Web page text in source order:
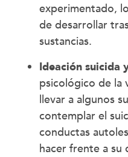
experimentado,
de desarrollar
sustancias.
Ideación suicida
psicológico de la
llevar a algunos
contemplar el
conductas
hacer frente a su